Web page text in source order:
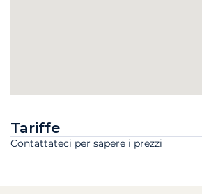
Tariffe
Contattateci per sapere i prezzi